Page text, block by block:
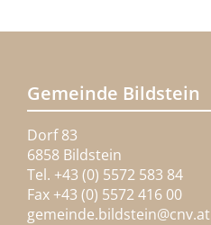
Gemeinde Bildstein
Dorf 83
6858 Bildstein
Tel. +43 (0) 5572 583 84
Fax +43 (0) 5572 416 00
gemeinde.bildstein@cnv.at